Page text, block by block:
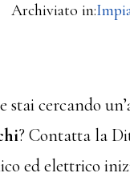
Archiviato in:
stai cercando
? Contatta la
ed elettrico